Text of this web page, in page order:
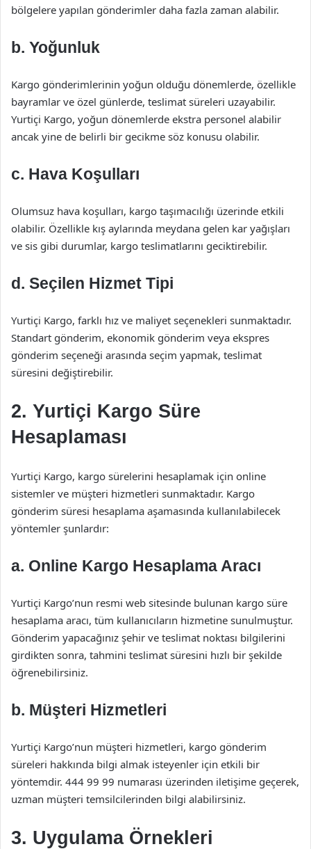
bölgelere yapılan gönderimler daha fazla zaman alabilir.
b. Yoğunluk
Kargo gönderimlerinin yoğun olduğu dönemlerde, özellikle
bayramlar ve özel günlerde, teslimat süreleri uzayabilir.
Yurtiçi Kargo, yoğun dönemlerde ekstra personel alabilir
ancak yine de belirli bir gecikme söz konusu olabilir.
c. Hava Koşulları
Olumsuz hava koşulları, kargo taşımacılığı üzerinde etkili
olabilir. Özellikle kış aylarında meydana gelen kar yağışları
ve sis gibi durumlar, kargo teslimatlarını geciktirebilir.
d. Seçilen Hizmet Tipi
Yurtiçi Kargo, farklı hız ve maliyet seçenekleri sunmaktadır.
Standart gönderim, ekonomik gönderim veya ekspres
gönderim seçeneği arasında seçim yapmak, teslimat
süresini değiştirebilir.
2. Yurtiçi Kargo Süre
Hesaplaması
Yurtiçi Kargo, kargo sürelerini hesaplamak için online
sistemler ve müşteri hizmetleri sunmaktadır. Kargo
gönderim süresi hesaplama aşamasında kullanılabilecek
yöntemler şunlardır:
a. Online Kargo Hesaplama Aracı
Yurtiçi Kargo’nun resmi web sitesinde bulunan kargo süre
hesaplama aracı, tüm kullanıcıların hizmetine sunulmuştur.
Gönderim yapacağınız şehir ve teslimat noktası bilgilerini
girdikten sonra, tahmini teslimat süresini hızlı bir şekilde
öğrenebilirsiniz.
b. Müşteri Hizmetleri
Yurtiçi Kargo’nun müşteri hizmetleri, kargo gönderim
süreleri hakkında bilgi almak isteyenler için etkili bir
yöntemdir. 444 99 99 numarası üzerinden iletişime geçerek,
uzman müşteri temsilcilerinden bilgi alabilirsiniz.
3. Uygulama Örnekleri